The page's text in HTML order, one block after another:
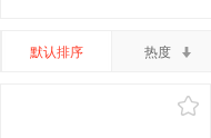
默认排序 热度